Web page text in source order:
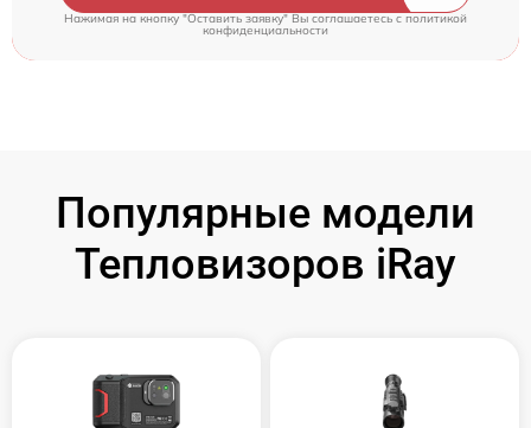
Нажимая на кнопку "Оставить заявку" Вы соглашаетесь cполитикой
конфиденциальности
Популярные модели
Тепловизоров iRay